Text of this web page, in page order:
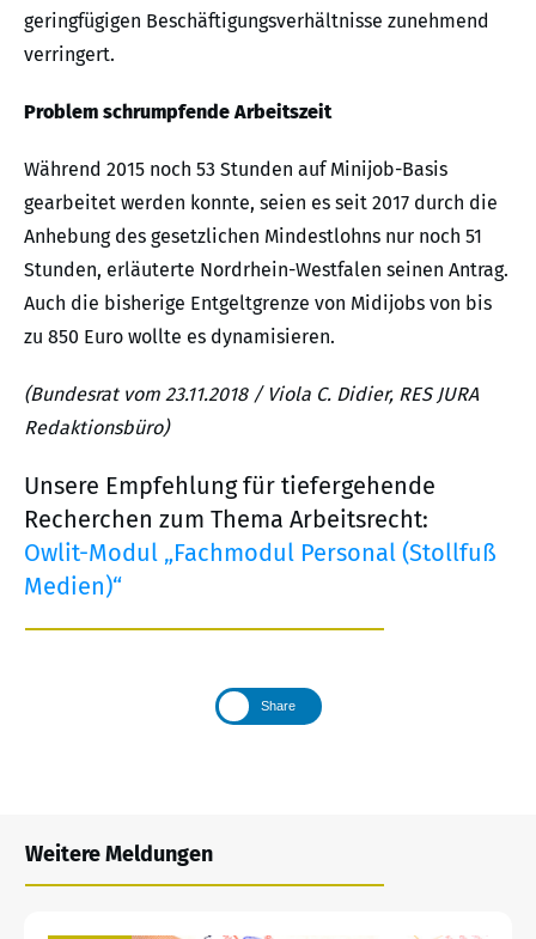
geringfügigen Beschäftigungsverhältnisse zunehmend
verringert.
Problem schrumpfende Arbeitszeit
Während 2015 noch 53 Stunden auf Minijob-Basis
gearbeitet werden konnte, seien es seit 2017 durch die
Anhebung des gesetzlichen Mindestlohns nur noch 51
Stunden, erläuterte Nordrhein-Westfalen seinen Antrag.
Auch die bisherige Entgeltgrenze von Midijobs von bis
zu 850 Euro wollte es dynamisieren.
(Bundesrat vom 23.11.2018 / Viola C. Didier, RES JURA
Redaktionsbüro)
Unsere Empfehlung für tiefergehende
Recherchen zum Thema Arbeitsrecht:
Owlit-Modul „Fachmodul Personal (Stollfuß
Medien)“
Share
Weitere Meldungen